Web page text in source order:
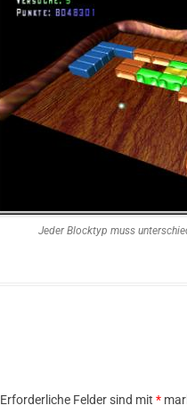
Jeder Blocktyp muss
Erforderliche Felder sind mit *